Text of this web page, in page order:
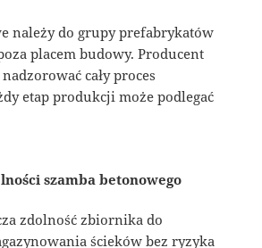
należy do grupy prefabrykatów
placem budowy. Producent
cały proces
etap produkcji może podlegać
szamba betonowego
zdolność zbiornika do
ścieków bez ryzyka